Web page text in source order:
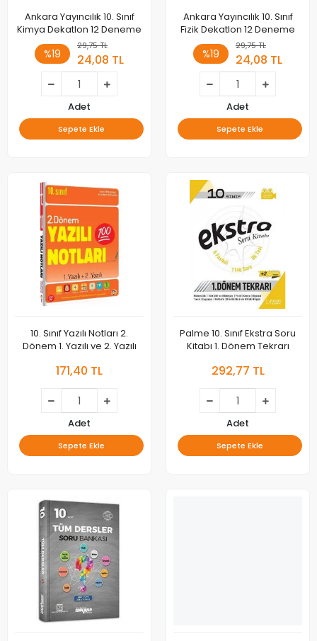
Ankara Yayıncılık 10. Sınıf
Kimya Dekatlon 12 Deneme
%19
29,75 TL
24,08 TL
Adet
Sepete Ekle
Ankara Yayıncılık 10. Sınıf
Fizik Dekatlon 12 Deneme
%19
29,75 TL
24,08 TL
Adet
Sepete Ekle
10. Sınıf Yazılı Notları 2.
Dönem 1. Yazılı ve 2. Yazılı
171,40 TL
Adet
Sepete Ekle
Palme 10. Sınıf Ekstra Soru
Kitabı 1. Dönem Tekrarı
292,77 TL
Adet
Sepete Ekle